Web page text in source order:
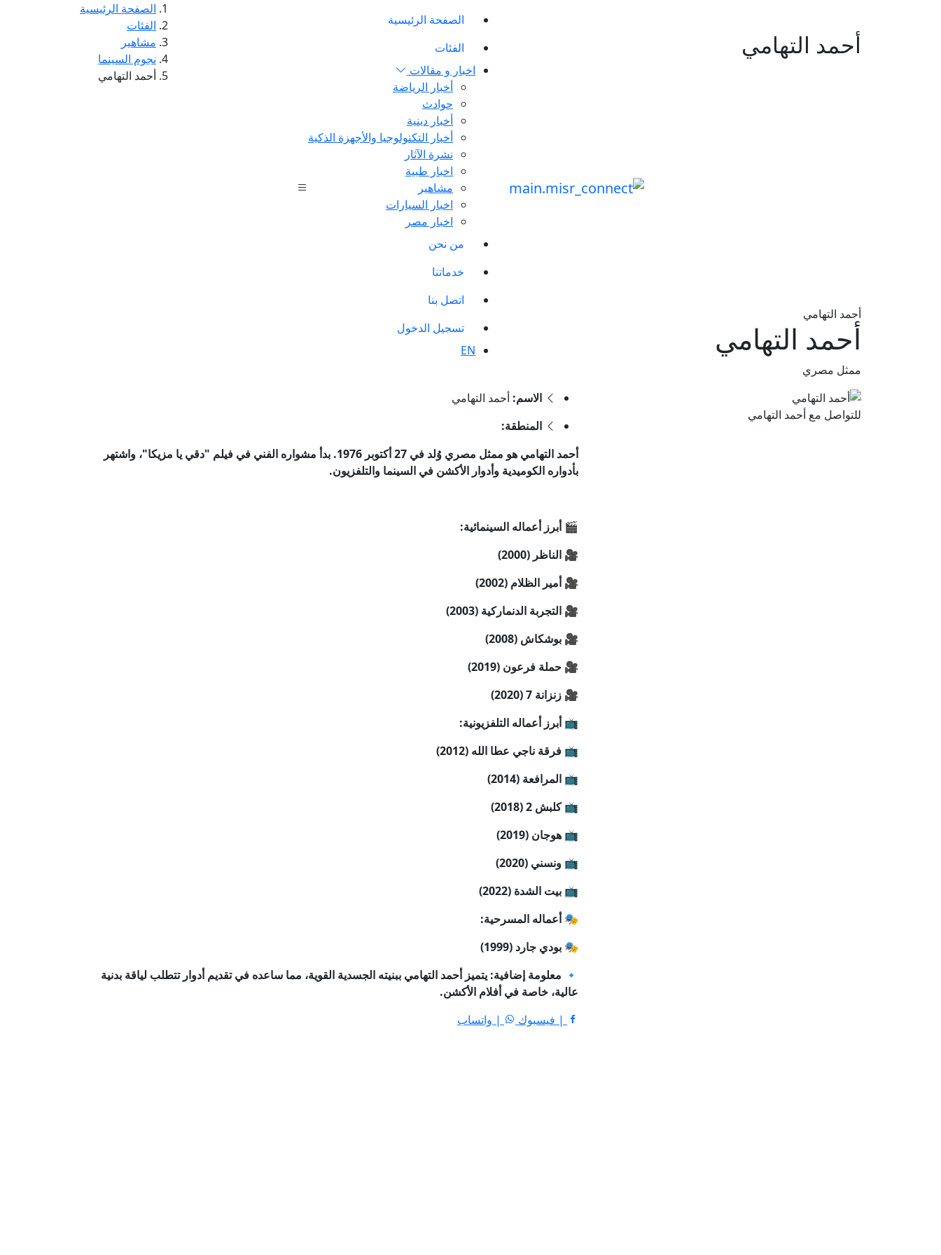
الصفحة الرئيسية
الفئات
اخبار و مقالات
أخبار الرياضة
حوادث
أخبار دينية
أخبار التكنولوجيا والأجهزة الذكية
نشرة الآثار
اخبار طبية
مشاهير
اخبار السيارات
اخبار مصر
من نحن
خدماتنا
اتصل بنا
تسجيل الدخول
EN
أحمد التهامي
الصفحة الرئيسية
الفئات
مشاهير
نجوم السينما
أحمد التهامي
أحمد التهامي
أحمد التهامي
ممثل مصري
للتواصل مع أحمد التهامي
الاسم: أحمد التهامي
المنطقة:
أحمد التهامي هو ممثل مصري وُلد في 27 أكتوبر 1976. بدأ مشواره الفني في فيلم "دقي يا مزيكا"، واشتهر
بأدواره الكوميدية وأدوار الأكشن في السينما والتلفزيون.
🎬 أبرز أعماله السينمائية:
🎥 الناظر (2000)
🎥 أمير الظلام (2002)
🎥 التجربة الدنماركية (2003)
🎥 بوشكاش (2008)
🎥 حملة فرعون (2019)
🎥 زنزانة 7 (2020)
📺 أبرز أعماله التلفزيونية:
📺 فرقة ناجي عطا الله (2012)
📺 المرافعة (2014)
📺 كلبش 2 (2018)
📺 هوجان (2019)
📺 ونسني (2020)
📺 بيت الشدة (2022)
🎭 أعماله المسرحية:
🎭 بودي جارد (1999)
🔹 معلومة إضافية: يتميز أحمد التهامي ببنيته الجسدية القوية، مما ساعده في تقديم أدوار تتطلب لياقة بدنية
عالية، خاصة في أفلام الأكشن.
| فيسبوك
| واتساب